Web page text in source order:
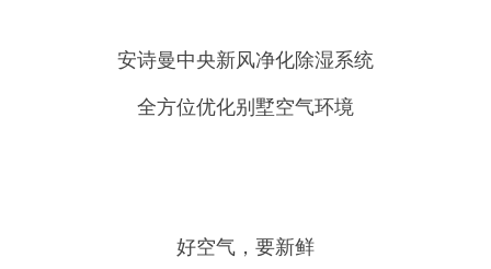
安诗曼中央新风净化除湿系统
全方位优化别墅空气环境
好空气，要新鲜